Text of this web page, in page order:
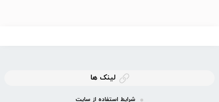
لینک ها
شرایط استفاده از سایت